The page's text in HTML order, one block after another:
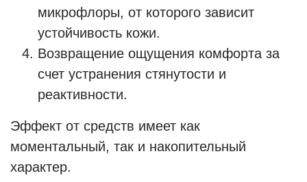
микрофлоры, от которого зависит
устойчивость кожи.
Возвращение ощущения комфорта за
счет устранения стянутости и
реактивности.
Эффект от средств имеет как
моментальный, так и накопительный
характер.